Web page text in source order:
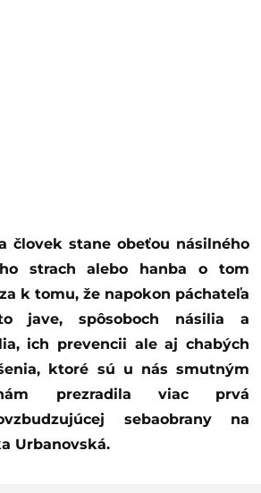
strach alebo hanba o tom
k tomu, že napokon páchateľa
jave, spôsoboch násilia a
ich prevencii ale aj chabých
ktoré sú u nás smutným
prezradila viac prvá
sebaobrany na
Urbanovská.